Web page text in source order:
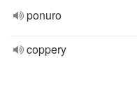
ponuro
coppery